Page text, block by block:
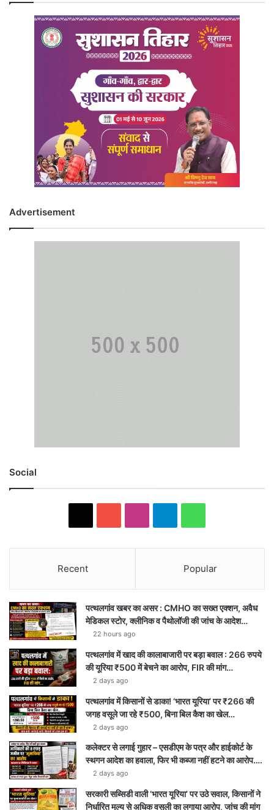
Advertisement
Social
Recent Popular
पत्थलगांव खबर का असर : CMHO का सख्त एक्शन, अवैध
मेडिकल स्टोर, क्लीनिक व पैथोलॉजी की जांच के आदेश…
22 hours ago
पत्थलगांव में खाद की कालाबाजारी पर बड़ा बवाल : 266 रुपये
की यूरिया ₹500 में बेचने का आरोप, FIR की मांग…
2 days ago
पत्थलगांव में किसानों से डाका! ‘भारत यूरिया’ पर ₹266 की
जगह वसूले जा रहे ₹500, बिना बिल कैश का खेल…
2 days ago
कलेक्टर से लगाई गुहार – एसडीएम के पत्र और हाईकोर्ट के
स्थगन आदेश का हवाला, फिर भी कब्जा नहीं हटने का आरोप….
2 days ago
सरकारी सब्सिडी वाली ‘भारत यूरिया’ पर उठे सवाल, किसानों ने
निर्धारित मूल्य से अधिक वसूली का लगाया आरोप, जांच की मांग